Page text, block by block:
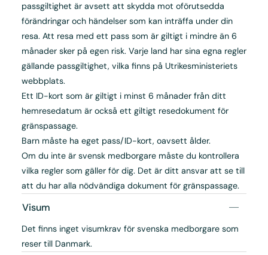
passgiltighet är avsett att skydda mot oförutsedda
förändringar och händelser som kan inträffa under din
resa. Att resa med ett pass som är giltigt i mindre än 6
månader sker på egen risk. Varje land har sina egna regler
gällande passgiltighet, vilka finns på Utrikesministeriets
webbplats.
Ett ID-kort som är giltigt i minst 6 månader från ditt
hemresedatum är också ett giltigt resedokument för
gränspassage.
Barn måste ha eget pass/ID-kort, oavsett ålder.
Om du inte är svensk medborgare måste du kontrollera
vilka regler som gäller för dig. Det är ditt ansvar att se till
att du har alla nödvändiga dokument för gränspassage.
Visum
Det finns inget visumkrav för svenska medborgare som
reser till Danmark.